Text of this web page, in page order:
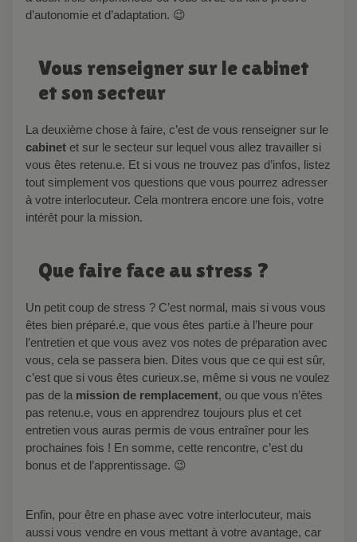
d’autonomie et d’adaptation. 😉
Vous renseigner sur le cabinet
et son secteur
La deuxième chose à faire, c’est de vous renseigner sur le
cabinet et sur le secteur sur lequel vous allez travailler si
vous êtes retenu.e. Et si vous ne trouvez pas d’infos, listez
tout simplement vos questions que vous pourrez adresser
à votre interlocuteur. Cela montrera encore une fois, votre
intérêt pour la mission.
Que faire face au stress ?
Un petit coup de stress ? C’est normal, mais si vous vous
êtes bien préparé.e, que vous êtes parti.e à l’heure pour
l’entretien et que vous avez vos notes de préparation avec
vous, cela se passera bien. Dites vous que ce qui est sûr,
c’est que si vous êtes curieux.se, même si vous ne voulez
pas de la mission de remplacement, ou que vous n’êtes
pas retenu.e, vous en apprendrez toujours plus et cet
entretien vous auras permis de vous entraîner pour les
prochaines fois ! En somme, cette rencontre, c’est du
bonus et de l’apprentissage. 😉
Enfin, pour être en phase avec votre interlocuteur, mais
aussi vous vendre en vous mettant à votre avantage, car